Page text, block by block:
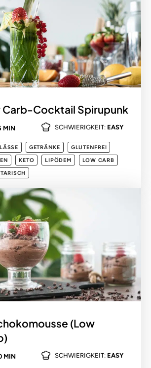
Cocktail Spirupunk
MIN SCHWIERIGKEIT: EASY
GETRÄNKE
GLUTENFREI
KETO LIPÖDEM
LOW CARB
(Low
MIN SCHWIERIGKEIT: EASY